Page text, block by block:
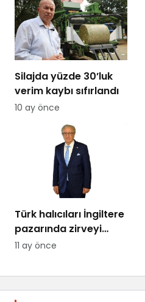
Silajda yüzde 30’luk
verim kaybı sıfırlandı
10 ay önce
Türk halıcıları İngiltere
pazarında zirveyi
hedefliyor
11 ay önce